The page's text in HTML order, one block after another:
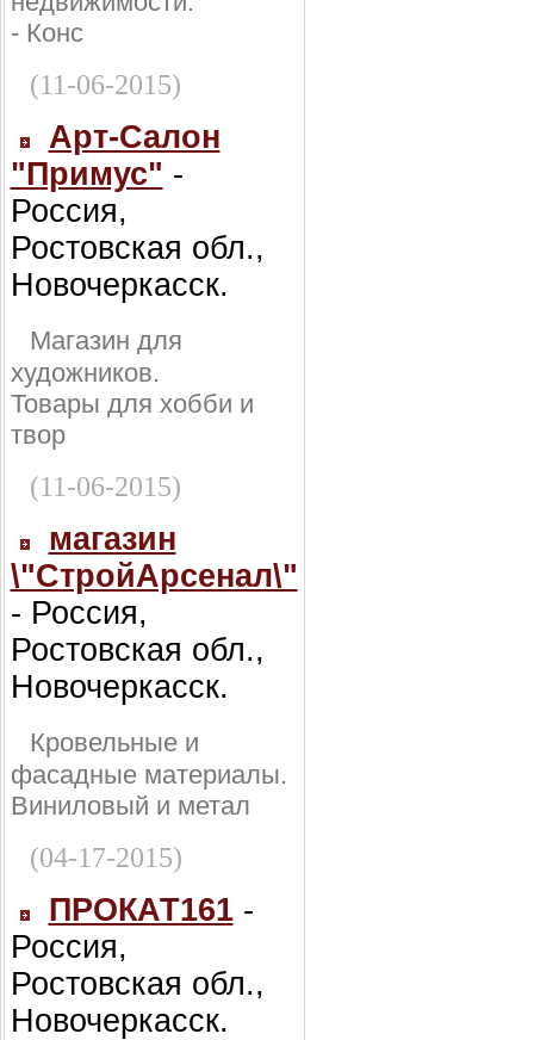
- Конс
(11-06-2015)
Арт-Салон
"Примус" -
Россия,
Ростовская обл.,
Новочеркасск.
Магазин для
художников.
Товары для хобби и
твор
(11-06-2015)
магазин
\"СтройАрсенал\"
- Россия,
Ростовская обл.,
Новочеркасск.
Кровельные и
фасадные материалы.
Виниловый и метал
(04-17-2015)
ПРОКАТ161-
Россия,
Ростовская обл.,
Новочеркасск.